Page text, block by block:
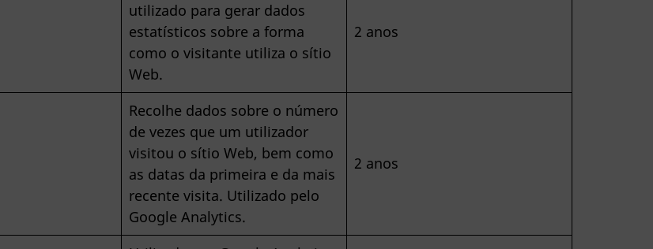
utilizado para gerar dados
estatísticos sobre a forma
como o visitante utiliza o sítio
Web.
2 anos
Recolhe dados sobre o número
de vezes que um utilizador
visitou o sítio Web, bem como
as datas da primeira e da mais
recente visita. Utilizado pelo
Google Analytics.
2 anos